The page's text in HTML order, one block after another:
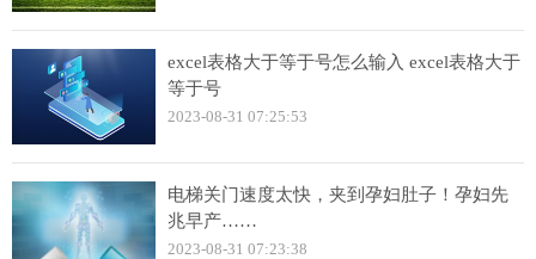
excel表格大于等于号怎么输入 excel表格大于
等于号
2023-08-31 07:25:53
电梯关门速度太快，夹到孕妇肚子！孕妇先
兆早产……
2023-08-31 07:23:38